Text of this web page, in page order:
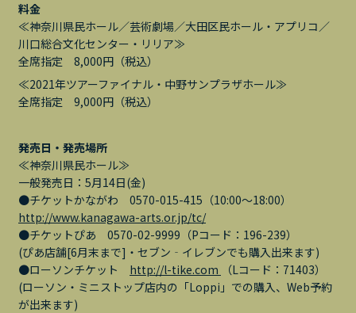
料金
≪神奈川県民ホール／芸術劇場／大田区民ホール・アプリコ／
川口総合文化センター・リリア≫
全席指定 8,000円（税込）
≪2021年ツアーファイナル・中野サンプラザホール≫
全席指定 9,000円（税込）
発売日・発売場所
≪神奈川県民ホール≫
一般発売日：5月14日(金)
●チケットかながわ 0570-015-415（10:00～18:00）
http://www.kanagawa-arts.or.jp/tc/
●チケットぴあ 0570-02-9999（Pコード：196-239）
(ぴあ店舗[6月末まで]・セブン‐イレブンでも購入出来ます)
●ローソンチケット http://l-tike.com
（Lコード：71403）
(ローソン・ミニストップ店内の「Loppi」での購入、Web予約
が出来ます)